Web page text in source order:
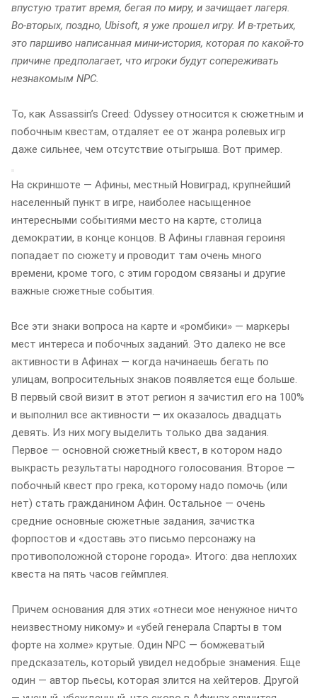
впустую тратит время, бегая по миру, и зачищает лагеря.
Во-вторых, поздно, Ubisoft, я уже прошел игру. И в-третьих,
это паршиво написанная мини-история, которая по какой-то
причине предполагает, что игроки будут сопереживать
незнакомым NPC.
То, как Assassinʼs Creed: Odyssey относится к сюжетным и
побочным квестам, отдаляет ее от жанра ролевых игр
даже сильнее, чем отсутствие отыгрыша. Вот пример.
На скриншоте — Афины, местный Новиград, крупнейший
населенный пункт в игре, наиболее насыщенное
интересными событиями место на карте, столица
демократии, в конце концов. В Афины главная героиня
попадает по сюжету и проводит там очень много
времени, кроме того, с этим городом связаны и другие
важные сюжетные события.
Все эти знаки вопроса на карте и «ромбики» — маркеры
мест интереса и побочных заданий. Это далеко не все
активности в Афинах — когда начинаешь бегать по
улицам, вопросительных знаков появляется еще больше.
В первый свой визит в этот регион я зачистил его на 100%
и выполнил все активности — их оказалось двадцать
девять. Из них могу выделить только два задания.
Первое — основной сюжетный квест, в котором надо
выкрасть результаты народного голосования. Второе —
побочный квест про грека, которому надо помочь (или
нет) стать гражданином Афин. Остальное — очень
средние основные сюжетные задания, зачистка
форпостов и «доставь это письмо персонажу на
противоположной стороне города». Итого: два неплохих
квеста на пять часов геймплея.
Причем основания для этих «отнеси мое ненужное ничто
неизвестному никому» и «убей генерала Спарты в том
форте на холме» крутые. Один NPC — бомжеватый
предсказатель, который увидел недобрые знамения. Еще
один — автор пьесы, которая злится на хейтеров. Другой